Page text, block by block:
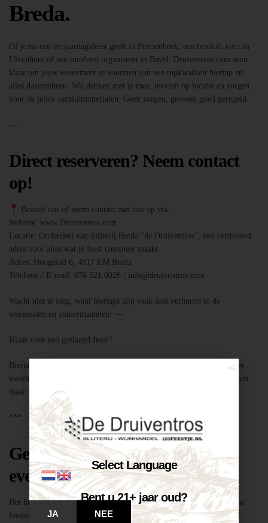
Breda.
Of je nu een verjaardagsfeest geeft in Prinsenbeek, een bruiloft viert in
Ulvenhout of een tuinfeest organiseert in Bavel: Druiventros.com staat
klaar om jouw evenement te voorzien van een topkwaliteit biertap en
alles daaromheen. Wij denken met je mee, leveren op locatie en zorgen
voor de juiste aansluitmaterialen. Geen zorgen, gewoon goed geregeld.
—
Direct reserveren? Neem contact
op!
Bezoek ons of neem contact met ons op via:
Website: www.Druiventros.com
Locatie: Onderdeel van Slijterij Breda “de Druiventros”, een vertrouwd
adres voor alles wat je feest compleet maakt.
Adres: Hoogeind 6, 4817 EM Breda
Telefoon / E-mail: 076 521 0026 / info@druiventros.com
Wacht niet te lang, want biertaps zijn vaak snel verhuurd in de
weekenden en zomermaanden! —
Klaar voor een geslaagd feest?
Biertap huren locatie Breda – snel geregeld via Druiventros.com, met
kwaliteit en service van Slijterij Breda “de Druiventros”. Laat het feest
maar komen!
***
Geschikt voor elk type feest of
evenement
Het huren van een biertap in locatie Breda is niet alleen geschikt voor
feesten thuis, maar ook voor bedrijfsevenementen, buurtfeesten,
Select Language
Bent u 21+ jaar oud?
JA NEE